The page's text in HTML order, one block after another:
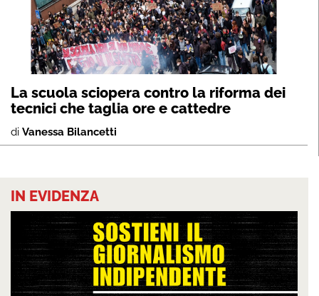
La scuola sciopera contro la riforma dei
tecnici che taglia ore e cattedre
di Vanessa Bilancetti
IN EVIDENZA